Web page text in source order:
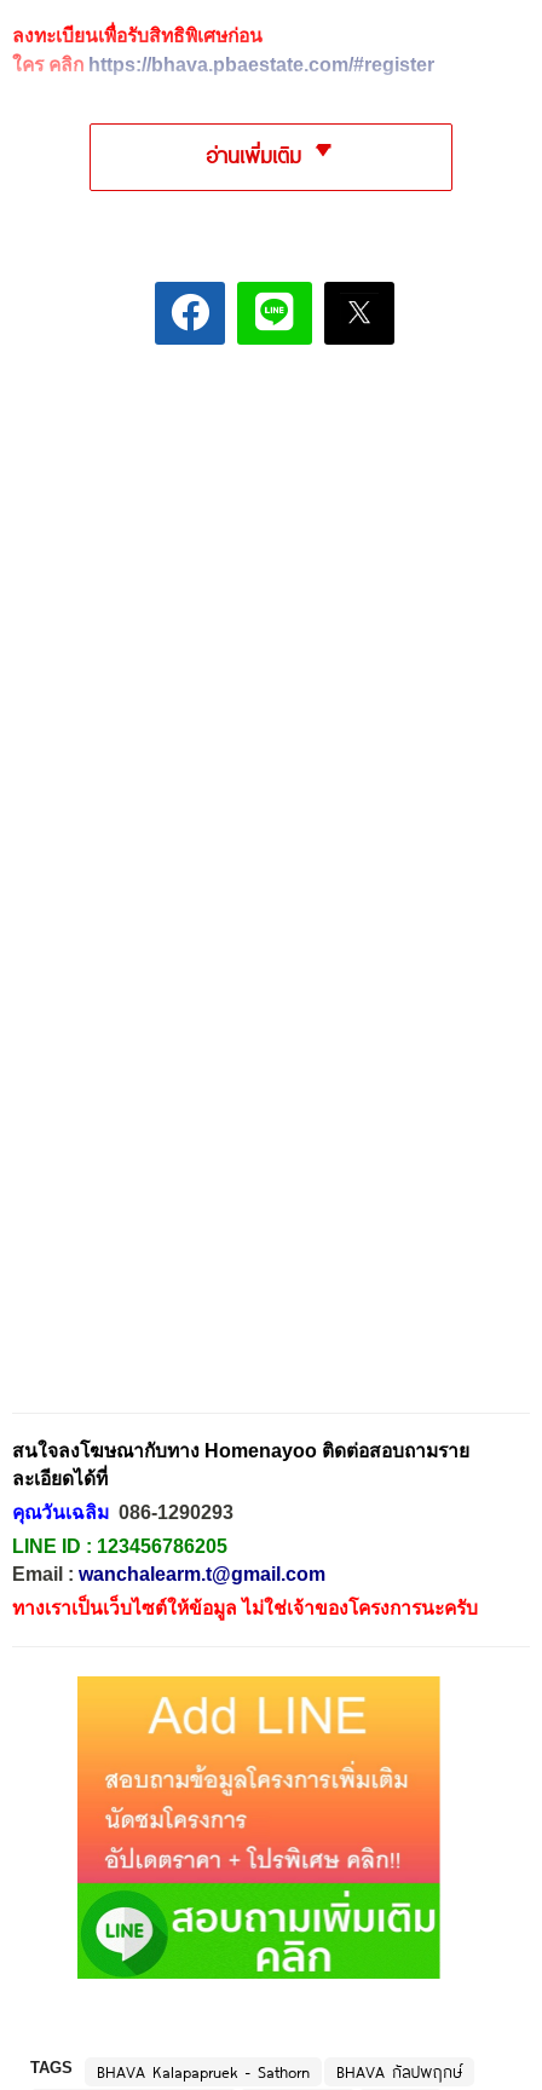
ลงทะเบียนเพื่อรับสิทธิพิเศษก่อน
ใคร คลิก https://bhava.pbaestate.com/#register
อ่านเพิ่มเติม
สนใจลงโฆษณากับทาง Homenayoo ติดต่อสอบถามราย
ละเอียดได้ที่
คุณวันเฉลิม 086-1290293
LINE ID : 123456786205
Email : wanchalearm.t@gmail.com
ทางเราเป็นเว็บไซต์ให้ข้อมูล ไม่ใช่เจ้าของโครงการนะครับ
TAGS BHAVA Kalapapruek - Sathorn
BHAVA กัลปพฤกษ์